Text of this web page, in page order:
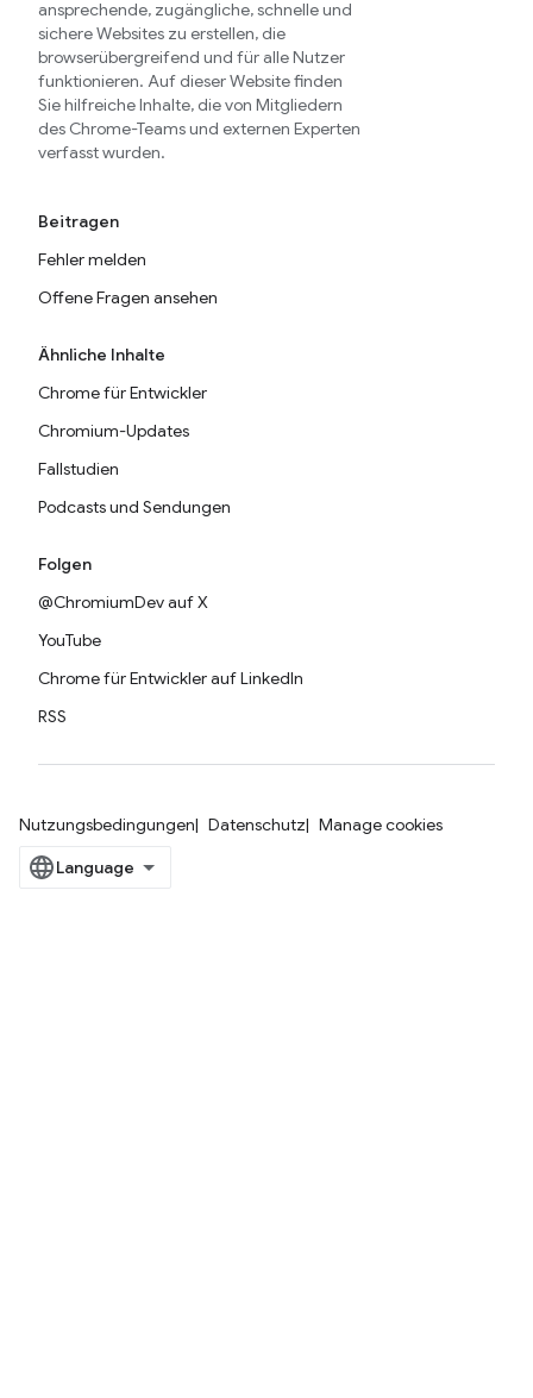
ansprechende, zugängliche, schnelle und
sichere Websites zu erstellen, die
browserübergreifend und für alle Nutzer
funktionieren. Auf dieser Website finden
Sie hilfreiche Inhalte, die von Mitgliedern
des Chrome-Teams und externen Experten
verfasst wurden.
Beitragen
Fehler melden
Offene Fragen ansehen
Ähnliche Inhalte
Chrome für Entwickler
Chromium-Updates
Fallstudien
Podcasts und Sendungen
Folgen
@ChromiumDev auf X
YouTube
Chrome für Entwickler auf LinkedIn
RSS
Nutzungsbedingungen Datenschutz Manage cookies